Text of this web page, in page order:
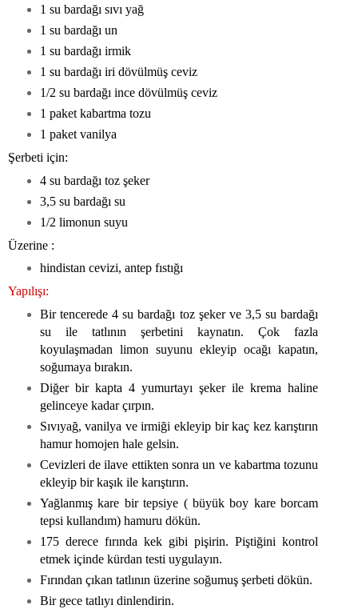
1 su bardağı sıvı yağ
1 su bardağı un
1 su bardağı irmik
1 su bardağı iri dövülmüş ceviz
1/2 su bardağı ince dövülmüş ceviz
1 paket kabartma tozu
1 paket vanilya
Şerbeti için:
4 su bardağı toz şeker
3,5 su bardağı su
1/2 limonun suyu
Üzerine :
hindistan cevizi, antep fıstığı
Yapılışı:
Bir tencerede 4 su bardağı toz şeker ve 3,5 su bardağı
su ile tatlının şerbetini kaynatın. Çok fazla
koyulaşmadan limon suyunu ekleyip ocağı kapatın,
soğumaya bırakın.
Diğer bir kapta 4 yumurtayı şeker ile krema haline
gelinceye kadar çırpın.
Sıvıyağ, vanilya ve irmiği ekleyip bir kaç kez karıştırın
hamur homojen hale gelsin.
Cevizleri de ilave ettikten sonra un ve kabartma tozunu
ekleyip bir kaşık ile karıştırın.
Yağlanmış kare bir tepsiye ( büyük boy kare borcam
tepsi kullandım) hamuru dökün.
175 derece fırında kek gibi pişirin. Piştiğini kontrol
etmek içinde kürdan testi uygulayın.
Fırından çıkan tatlının üzerine soğumuş şerbeti dökün.
Bir gece tatlıyı dinlendirin.